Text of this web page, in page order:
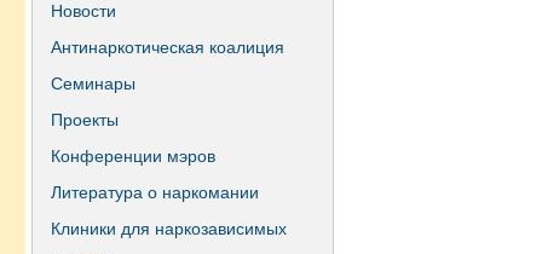
Новости
Антинаркотическая коалиция
Семинары
Проекты
Конференции мэров
Литература о наркомании
Клиники для наркозависимых